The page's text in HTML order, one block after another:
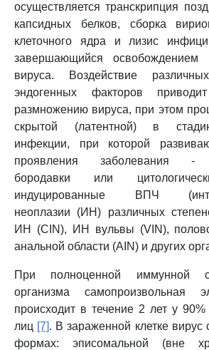
осуществляется транскрипция
капсидных белков, сборка
клеточного ядра и лизис
завершающийся освобождением
вируса. Воздействие
эндогенных факторов
размножению вируса, при этом
скрытой (латентной) в
инфекции, при которой
проявления заболевания -
бородавки или
индуцированные ВПЧ
неоплазии (ИН) различных
ИН (CIN), ИН вульвы (VIN),
анальной области (AIN) и других
При полноценной иммунной
организма самопроизвольная
происходит в течение 2 лет у
лиц [7]. В зараженной клетке вирус
формах: эписомальной (вне